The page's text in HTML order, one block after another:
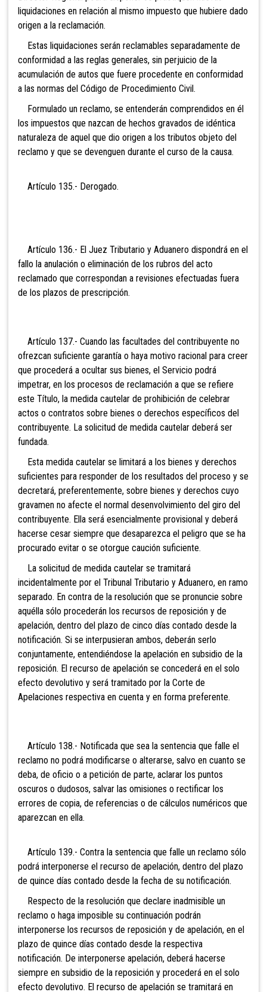
liquidaciones en relación al mismo impuesto que hubiere dado
origen a la reclamación.
Estas liquidaciones serán reclamables separadamente de
conformidad a las reglas generales, sin perjuicio de la
acumulación de autos que fuere procedente en conformidad
a las normas del Código de Procedimiento Civil.
Formulado un reclamo, se entenderán comprendidos en él
los impuestos que nazcan de hechos gravados de idéntica
naturaleza de aquel que dio origen a los tributos objeto del
reclamo y que se devenguen durante el curso de la causa.
Artículo 135.- Derogado.
Artículo 136.- El Juez Tributario y Aduanero dispondrá en el
fallo la anulación o eliminación de los rubros del acto
reclamado que correspondan a revisiones efectuadas fuera
de los plazos de prescripción.
Artículo 137.- Cuando las facultades del contribuyente no
ofrezcan suficiente garantía o haya motivo racional para creer
que procederá a ocultar sus bienes, el Servicio podrá
impetrar, en los procesos de reclamación a que se refiere
este Título, la medida cautelar de prohibición de celebrar
actos o contratos sobre bienes o derechos específicos del
contribuyente. La solicitud de medida cautelar deberá ser
fundada.
Esta medida cautelar se limitará a los bienes y derechos
suficientes para responder de los resultados del proceso y se
decretará, preferentemente, sobre bienes y derechos cuyo
gravamen no afecte el normal desenvolvimiento del giro del
contribuyente. Ella será esencialmente provisional y deberá
hacerse cesar siempre que desaparezca el peligro que se ha
procurado evitar o se otorgue caución suficiente.
La solicitud de medida cautelar se tramitará
incidentalmente por el Tribunal Tributario y Aduanero, en ramo
separado. En contra de la resolución que se pronuncie sobre
aquélla sólo procederán los recursos de reposición y de
apelación, dentro del plazo de cinco días contado desde la
notificación. Si se interpusieran ambos, deberán serlo
conjuntamente, entendiéndose la apelación en subsidio de la
reposición. El recurso de apelación se concederá en el solo
efecto devolutivo y será tramitado por la Corte de
Apelaciones respectiva en cuenta y en forma preferente.
Artículo 138.- Notificada que sea la sentencia que falle el
reclamo no podrá modificarse o alterarse, salvo en cuanto se
deba, de oficio o a petición de parte, aclarar los puntos
oscuros o dudosos, salvar las omisiones o rectificar los
errores de copia, de referencias o de cálculos numéricos que
aparezcan en ella.
Artículo 139.- Contra la sentencia que falle un reclamo sólo
podrá interponerse el recurso de apelación, dentro del plazo
de quince días contado desde la fecha de su notificación.
Respecto de la resolución que declare inadmisible un
reclamo o haga imposible su continuación podrán
interponerse los recursos de reposición y de apelación, en el
plazo de quince días contado desde la respectiva
notificación. De interponerse apelación, deberá hacerse
siempre en subsidio de la reposición y procederá en el solo
efecto devolutivo. El recurso de apelación se tramitará en